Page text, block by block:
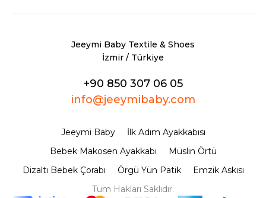
Jeeymi Baby Textile & Shoes
İzmir / Türkiye
+90 850 307 06 05
info@jeeymibaby.com
Jeeymi Baby
İlk Adım Ayakkabısı
Bebek Makosen Ayakkabı
Müslin Örtü
Dizaltı Bebek Çorabı
Örgü Yün Patik
Emzik Askısı
Tüm Hakları Saklıdır.